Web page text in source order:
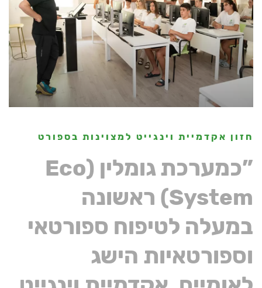
חזון אקדמיית וינגייט למצוינות בספורט
”כמערכת גומלין (Eco
System) ראשונה
במעלה לטיפוח ספורטאי
וספורטאיות הישג